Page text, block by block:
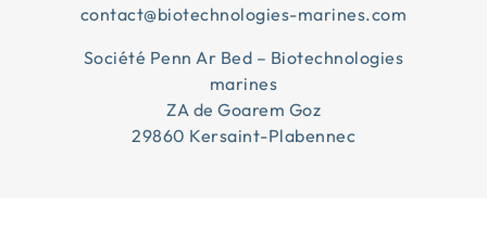
contact@biotechnologies-marines.com
Société Penn Ar Bed – Biotechnologies
marines
ZA de Goarem Goz
29860 Kersaint-Plabennec